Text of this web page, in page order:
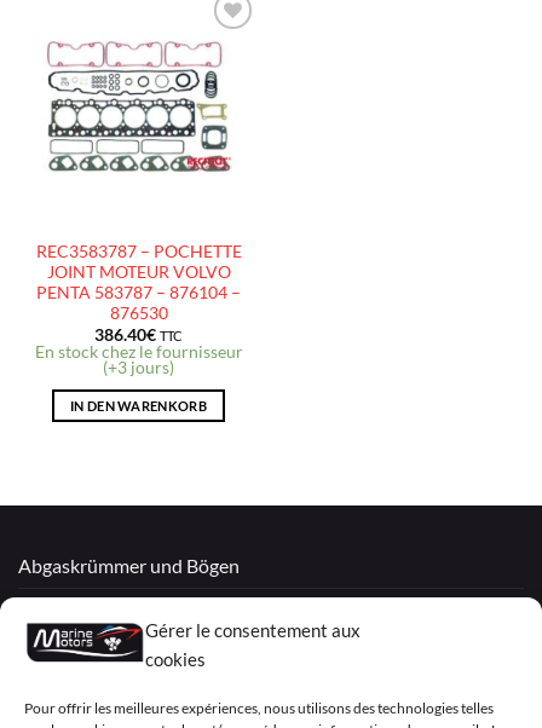
Gérer le consentement aux
cookies
Pour offrir les meilleures expériences, nous utilisons des technologies telles
AJOUTER
À LA
LISTE
D’ENVIES
REC3583787 – POCHETTE
JOINT MOTEUR VOLVO
PENTA 583787 – 876104 –
876530
386.40€ TTC
En stock chez le fournisseur
(+3 jours)
IN DEN WARENKORB
Abgaskrümmer und Bögen
Mercruiser
VOLVO PENTA / OMC